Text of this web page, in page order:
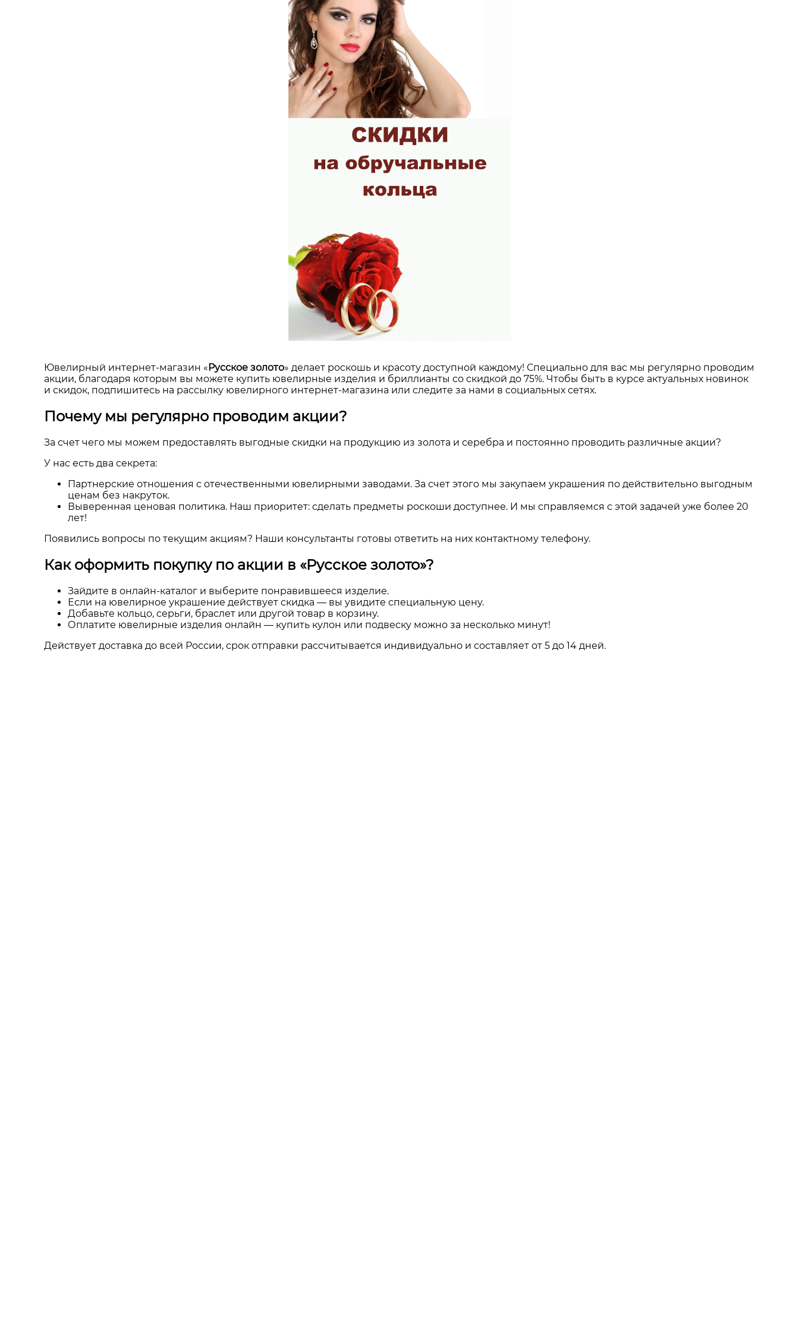
Ювелирный интернет-магазин « Русское золото» делает роскошь и красоту доступной каждому! Специально для вас мы регулярно проводим
акции, благодаря которым вы можете купить ювелирные изделия и бриллианты со скидкой до 75%. Чтобы быть в курсе актуальных новинок
и скидок, подпишитесь на рассылку ювелирного интернет-магазина или следите за нами в социальных сетях.
Почему мы регулярно проводим акции?
За счет чего мы можем предоставлять выгодные скидки на продукцию из золота и серебра и постоянно проводить различные акции?
У нас есть два секрета:
Партнерские отношения с отечественными ювелирными заводами. За счет этого мы закупаем украшения по действительно выгодным
ценам без накруток.
Выверенная ценовая политика. Наш приоритет: сделать предметы роскоши доступнее. И мы справляемся с этой задачей уже более 20
лет!
Появились вопросы по текущим акциям? Наши консультанты готовы ответить на них контактному телефону.
Как оформить покупку по акции в «Русское золото»?
Зайдите в онлайн-каталог и выберите понравившееся изделие.
Если на ювелирное украшение действует скидка — вы увидите специальную цену.
Добавьте кольцо, серьги, браслет или другой товар в корзину.
Оплатите ювелирные изделия онлайн — купить кулон или подвеску можно за несколько минут!
Действует доставка до всей России, срок отправки рассчитывается индивидуально и составляет от 5 до 14 дней.